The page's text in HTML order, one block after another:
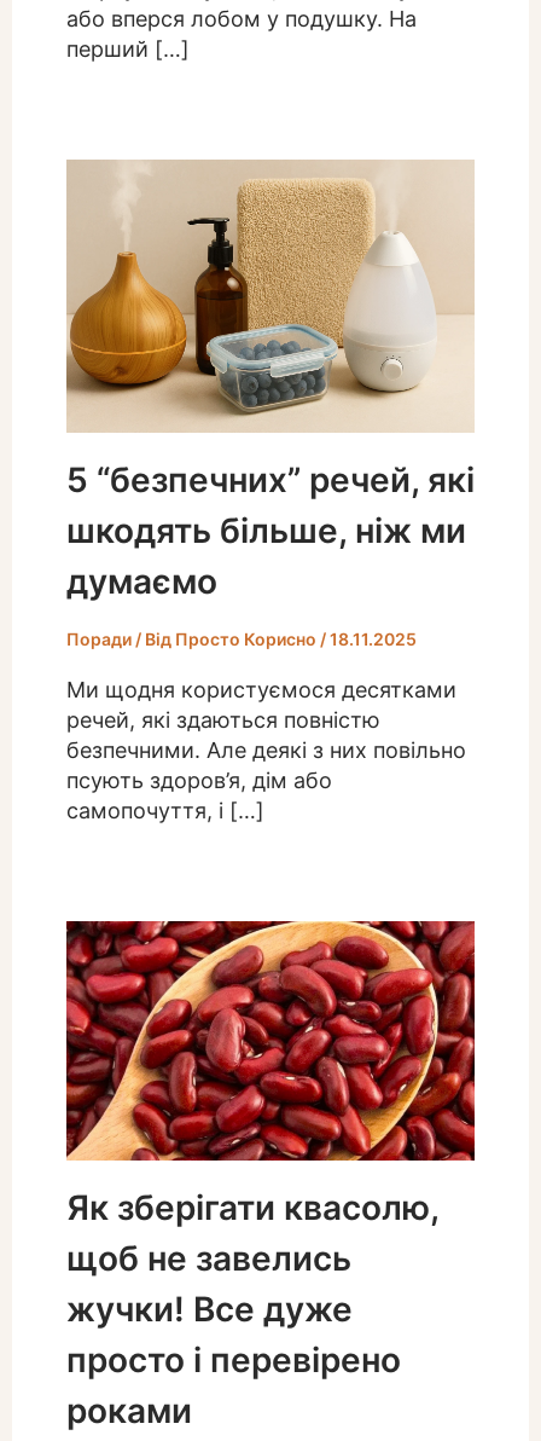
або вперся лобом у подушку. На
перший […]
5 “безпечних” речей, які
шкодять більше, ніж ми
думаємо
Поради/ Від Просто Корисно /18.11.2025
Ми щодня користуємося десятками
речей, які здаються повністю
безпечними. Але деякі з них повільно
псують здоров’я, дім або
самопочуття, і […]
Як зберігати квасолю,
щоб не завелись
жучки! Все дуже
просто і перевірено
роками